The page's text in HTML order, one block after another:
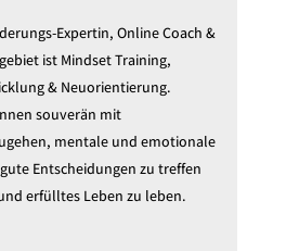
Expertin, Online Coach &
ist Mindset Training,
& Neuorientierung.
souverän mit
mentale und emotionale
Entscheidungen zu treffen
erfülltes Leben zu leben.